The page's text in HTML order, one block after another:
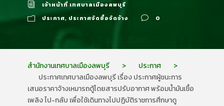
เจ้าหน้าที่ เทศบาลเมืองลพบุรี
ประกาศ, ประกาศจัดซื้อจัดจ้าง 0
สำนักงานเทศบาลเมืองลพบุรี > ประกาศ
>
ประกาศเทศบาลเมืองลพบุรี เรื่อง ประกาศผู้ชนะการ
เสนอราคาจ้างเหมารถตู้โดยสารปรับอากาศ พร้อมน้ำมันเชื้อ
เพลิง ไป-กลับ เพื่อใช้เดินทางไปปฏิบัติราชการศึกษาดู